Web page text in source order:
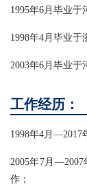
1995年6月毕业于
1998年4月毕业于
2003年6月毕业于
工作经历：
1998年4月—2017
2005年7月
作；